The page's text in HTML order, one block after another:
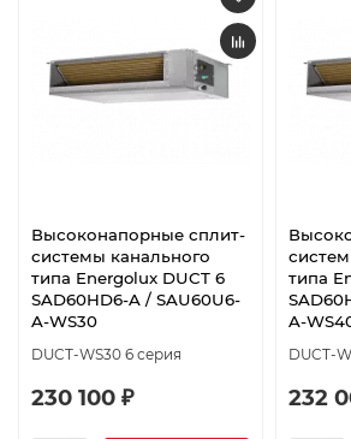
Высоконапорные сплит-
системы канального
типа Energolux DUCT 6
SAD60HD6-A / SAU60U6-
A-WS30
DUCT-WS30 6 серия
230 100 ₽
типа
A-
DUCT-
232